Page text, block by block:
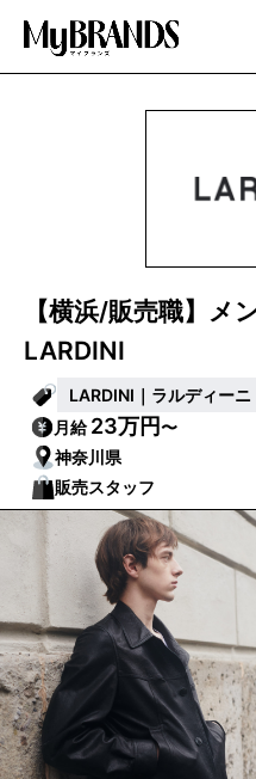
【横浜/販売職】
LARDINI
LARDINI｜ラルディーニ
月給23万円〜
神奈川県
販売スタッフ